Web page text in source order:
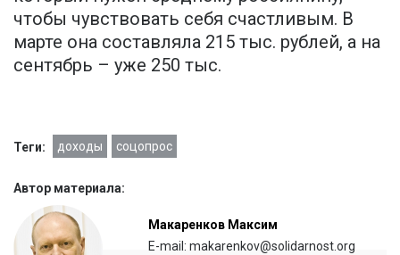
чтобы чувствовать себя счастливым. В
марте она составляла 215 тыс. рублей, а на
сентябрь – уже 250 тыс.
Теги: доходы соцопрос
Автор материала:
Макаренков Максим
E-mail: makarenkov@solidarnost.org